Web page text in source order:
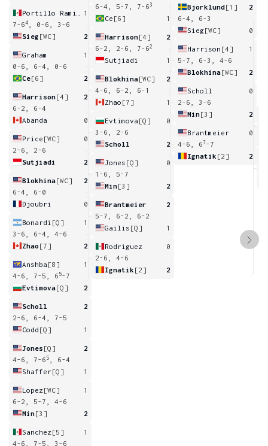
1
7-64
, 0-6, 3-6
Sieg [WC] 2
Graham
1
0-6, 6-4, 0-6
Ce[6] 2
Harrison[4]
2
6-2, 6-4
Abanda
0
Price [WC]
0
2-6, 2-6
Sutjiadi
2
Blokhina[WC]
2
6-4, 6-0
Djoubri
0
Bonardi [Q]
1
3-6, 6-4, 4-6
Zhao [7] 2
Anshba [8]
1
4-6, 7-5, 6 5-7
Evtimova[Q] 2
Scholl
2
2-6, 6-4, 7-5
Codd [Q] 1
Jones [Q]
2
4-6, 7-6 5
, 6-4
Shaffer[Q] 1
Lopez [WC]
1
6-2, 5-7, 4-6
Min[3] 2
Sanchez [5]
1
4-6, 7-5, 3-6
6-4, 5-7, 7-63
Ce [6] 1
Harrison[4]
2
6-2, 2-6, 7-62
Sutjiadi 1
Blokhina[WC]
2
4-6, 6-2, 6-1
Zhao [7] 1
Evtimova [Q]
0
3-6, 2-6
Scholl
2
Jones [Q]
0
1-6, 5-7
Min[3] 2
Brantmeier
2
5-7, 6-2, 6-2
Gailis [Q] 1
Rodriguez
0
2-6, 4-6
Ignatik [2] 2
Bjorklund[1]
2
6-4, 6-3
Sieg[WC] 0
Harrison [4]
1
5-7, 6-3, 4-6
Blokhina[WC] 2
Scholl
0
2-6, 3-6
Min[3] 2
Brantmeier
0
4-6, 67-7
Ignatik [2] 2